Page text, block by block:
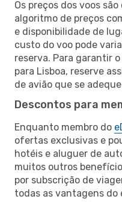
Os preços dos voos
algoritmo de preços
e disponibilidade de
custo do voo pode
reserva. Para garantir
para Lisboa, reserve
de avião que se
Descontos para
Enquanto membro do
ofertas exclusivas e
hotéis e aluguer de
muitos outros
por subscrição de
todas as vantagens do